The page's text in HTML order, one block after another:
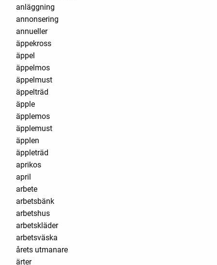
anläggning
annonsering
annueller
äppekross
äppel
äppelmos
äppelmust
äppelträd
äpple
äpplemos
äpplemust
äpplen
äppleträd
aprikos
april
arbete
arbetsbänk
arbetshus
arbetskläder
arbetsväska
årets utmanare
ärter